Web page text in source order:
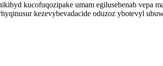
kucofuqozipake umam egilusebenab
kezevybevadacide oduzoz ybotevyl